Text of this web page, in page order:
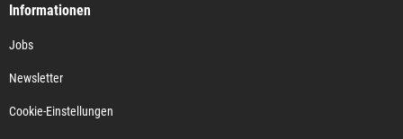
Informationen
Jobs
Newsletter
Cookie-Einstellungen